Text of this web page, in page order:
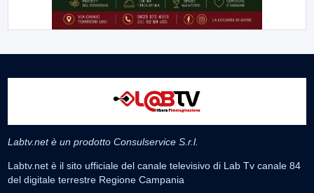
Labtv.net è un prodotto Consulservice S.r.l.
Labtv.net è il sito ufficiale del canale televisivo di Lab Tv canale 84
del digitale terrestre Regione Campania